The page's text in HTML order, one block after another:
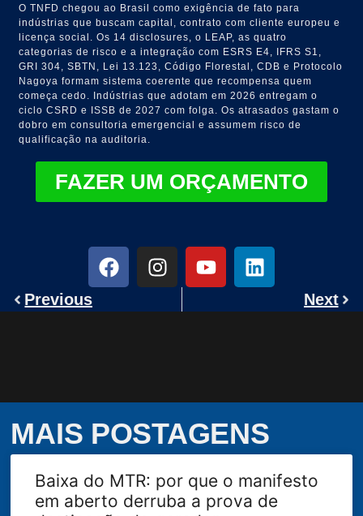
O TNFD chegou ao Brasil como exigência de fato para
indústrias que buscam capital, contrato com cliente europeu e
licença social. Os 14 disclosures, o LEAP, as quatro
categorias de risco e a integração com ESRS E4, IFRS S1,
GRI 304, SBTN, Lei 13.123, Código Florestal, CDB e Protocolo
Nagoya formam sistema coerente que recompensa quem
começa cedo. Indústrias que adotam em 2026 entregam o
ciclo CSRD e ISSB de 2027 com folga. Os atrasados gastam o
dobro em consultoria emergencial e assumem risco de
qualificação na auditoria.
FAZER UM ORÇAMENTO
Previous Next
MAIS POSTAGENS
Baixa do MTR: por que o manifesto
em aberto derruba a prova de